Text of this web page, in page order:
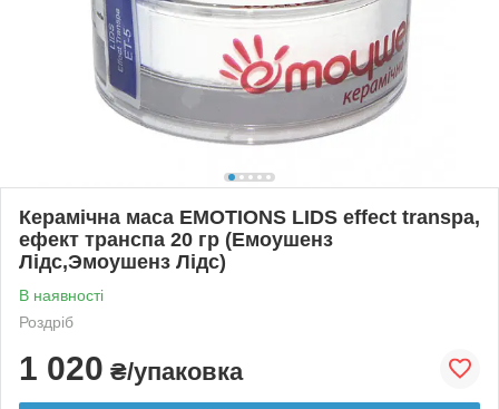
Керамічна маса EMOTIONS LIDS effect transpa,
ефект транспа 20 гр (Емоушенз
Лідс,Эмоушенз Лідс)
В наявності
Роздріб
1 020 ₴/упаковка